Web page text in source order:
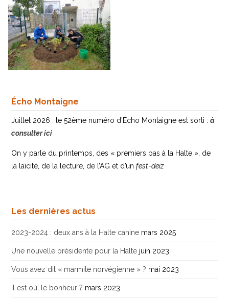
Écho Montaigne
Juillet 2026 : le 52ème numéro d’Écho Montaigne est sorti :à
consulter ici
On y parle du printemps, des « premiers pas à la Halte », de
la laïcité, de la lecture, de l’AG et d’unfest-deiz
Les dernières actus
2023-2024 : deux ans à la Halte canine mars 2025
Une nouvelle présidente pour la Halte juin 2023
Vous avez dit « marmite norvégienne » ? mai 2023
Il est où, le bonheur ? mars 2023